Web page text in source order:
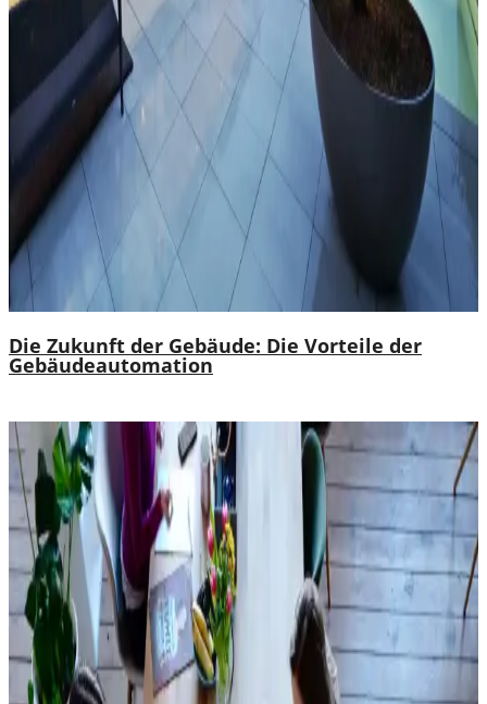
Die Zukunft der Gebäude: Die Vorteile der
Gebäudeautomation